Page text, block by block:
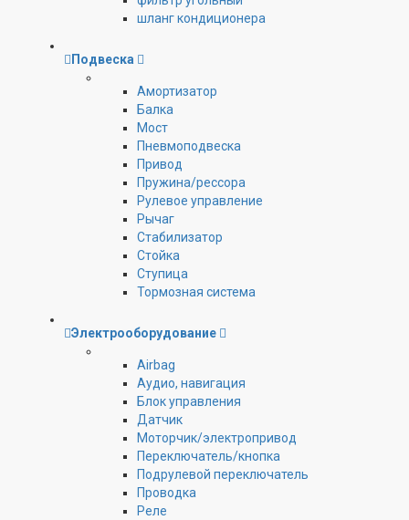
шланг кондиционера
Подвеска
Амортизатор
Балка
Мост
Пневмоподвеска
Привод
Пружина/рессора
Рулевое управление
Рычаг
Стабилизатор
Стойка
Ступица
Тормозная система
Электрооборудование
Airbag
Аудио, навигация
Блок управления
Датчик
Моторчик/электропривод
Переключатель/кнопка
Подрулевой переключатель
Проводка
Реле